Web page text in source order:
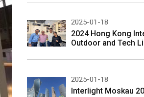
2025-01-18
2024 Hong Kong
Outdoor and Tech
2025-01-18
Interlight Moskau